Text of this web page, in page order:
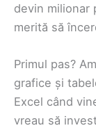
devin milionar
merită să
Primul pas?
grafice și
Excel când
vreau să